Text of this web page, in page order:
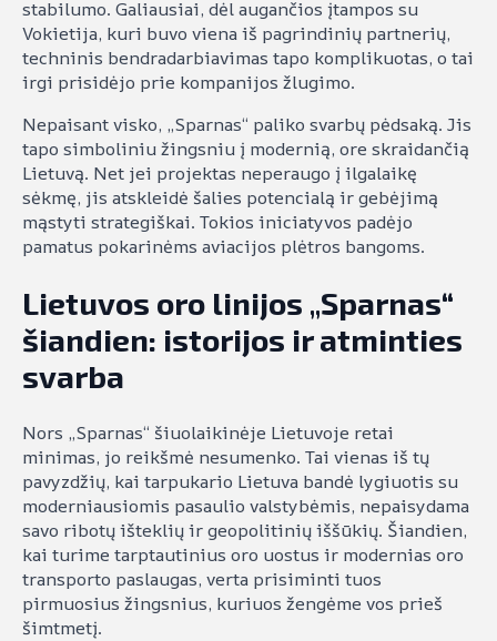
stabilumo. Galiausiai, dėl augančios įtampos su
Vokietija, kuri buvo viena iš pagrindinių partnerių,
techninis bendradarbiavimas tapo komplikuotas, o tai
irgi prisidėjo prie kompanijos žlugimo.
Nepaisant visko, „Sparnas“ paliko svarbų pėdsaką. Jis
tapo simboliniu žingsniu į modernią, ore skraidančią
Lietuvą. Net jei projektas neperaugo į ilgalaikę
sėkmę, jis atskleidė šalies potencialą ir gebėjimą
mąstyti strategiškai. Tokios iniciatyvos padėjo
pamatus pokarinėms aviacijos plėtros bangoms.
Lietuvos oro linijos „Sparnas“
šiandien: istorijos ir atminties
svarba
Nors „Sparnas“ šiuolaikinėje Lietuvoje retai
minimas, jo reikšmė nesumenko. Tai vienas iš tų
pavyzdžių, kai tarpukario Lietuva bandė lygiuotis su
moderniausiomis pasaulio valstybėmis, nepaisydama
savo ribotų išteklių ir geopolitinių iššūkių. Šiandien,
kai turime tarptautinius oro uostus ir modernias oro
transporto paslaugas, verta prisiminti tuos
pirmuosius žingsnius, kuriuos žengėme vos prieš
šimtmetį.